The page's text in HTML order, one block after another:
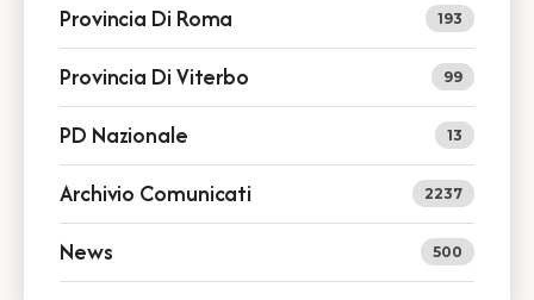
Provincia Di Roma 193
Provincia Di Viterbo 99
PD Nazionale 13
Archivio Comunicati 2237
News 500